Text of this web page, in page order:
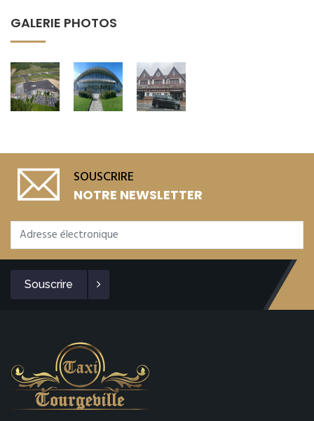
GALERIE PHOTOS
SOUSCRIRE
NOTRE NEWSLETTER
Souscrire